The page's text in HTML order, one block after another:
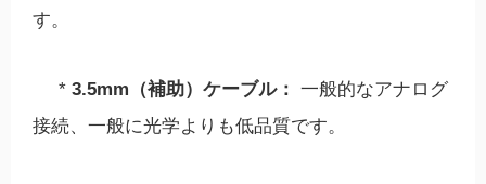
す。
* 3.5mm（補助）ケーブル： 一般的なアナログ
接続、一般に光学よりも低品質です。